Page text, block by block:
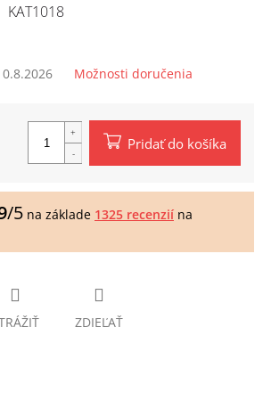
Možnosti doručenia
ZDIEĽAŤ
KAT1018
Pridať do košíka
/5 na základe 1325 recenzií na